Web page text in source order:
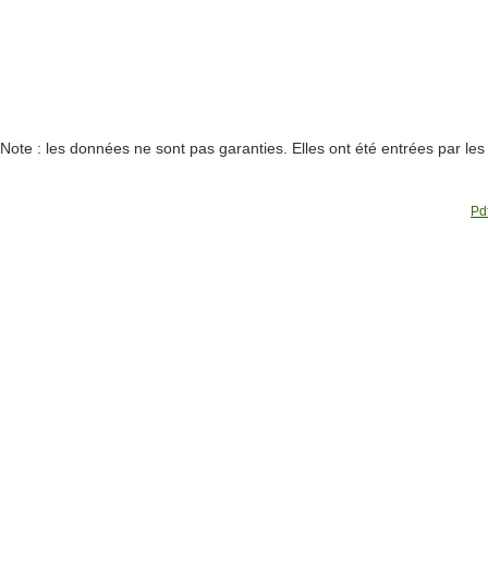
Note : les données ne sont pas garanties. Elles ont été entrées par